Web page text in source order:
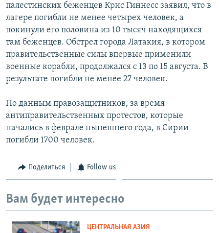
палестинских беженцев Крис Гиннесс заявил, что в
лагере погибли не менее четырех человек, а
покинули его половина из 10 тысяч находящихся
там беженцев. Обстрел города Латакия, в котором
правительственные силы впервые применили
военные корабли, продолжался с 13 по 15 августа. В
результате погибли не менее 27 человек.
По данным правозащитников, за время
антиправительственных протестов, которые
начались в феврале нынешнего года, в Сирии
погибли 1700 человек.
Поделиться Follow us
Вам будет интересно
ЦЕНТРАЛЬНАЯ АЗИЯ